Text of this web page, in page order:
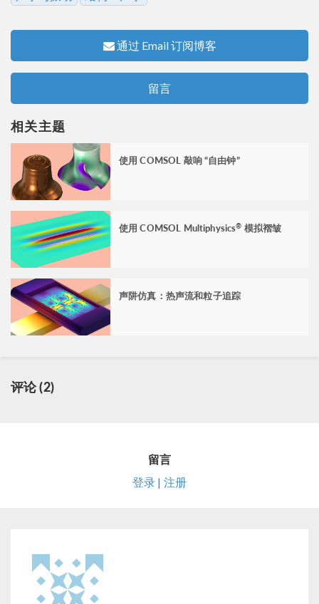
通过 Email 订阅博客
留言
相关主题
使用 COMSOL 敲响 “自由钟”
使用 COMSOL Multiphysics® 模拟褶皱
声阱仿真：热声流和粒子追踪
评论 (2)
留言
登录 | 注册